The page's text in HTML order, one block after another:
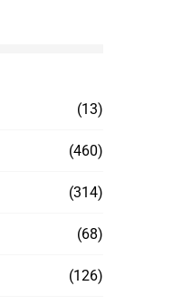
(13)
(460)
(314)
(68)
(126)